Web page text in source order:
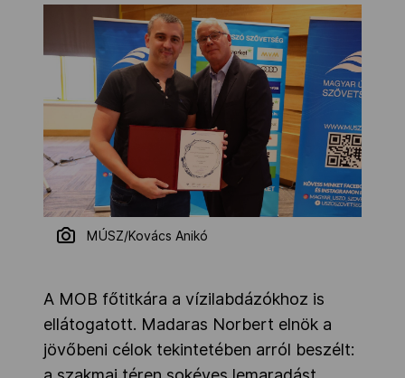
MÚSZ/Kovács Anikó
A MOB főtitkára a vízilabdázókhoz is
ellátogatott. Madaras Norbert elnök a
jövőbeni célok tekintetében arról beszélt: